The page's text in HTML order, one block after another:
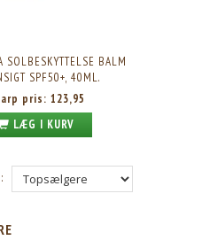
SOLBESKYTTELSE BALM
SPF50+, 40ML.
pris: 123,95
LÆG I KURV